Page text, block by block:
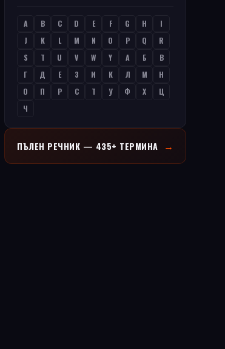
A B C D E F G H
I
J
K L M N O P Q
R
S
T U V W Y А Б
В
Г
Д Е З И К Л М
Н
О
П Р С Т У Ф Х
Ц
Ч
ПЪЛЕН РЕЧНИК — 435+ ТЕРМИНА →